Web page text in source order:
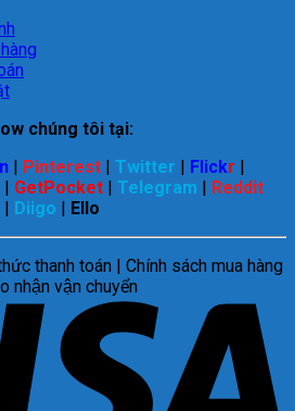
chúng tôi tại:
Pinterest Twitter Flickr
GetPocket Telegram
Reddit
Diigo Ello
thanh toán | Chính sách mua hàng
nhận vận chuyển